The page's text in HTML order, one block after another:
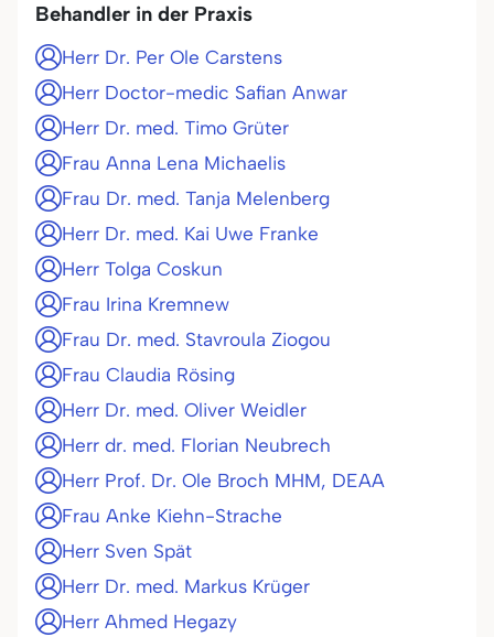
Behandler in der Praxis
Herr Dr. Per Ole Carstens
Herr Doctor-medic Safian Anwar
Herr Dr. med. Timo Grüter
Frau Anna Lena Michaelis
Frau Dr. med. Tanja Melenberg
Herr Dr. med. Kai Uwe Franke
Herr Tolga Coskun
Frau Irina Kremnew
Frau Dr. med. Stavroula Ziogou
Frau Claudia Rösing
Herr Dr. med. Oliver Weidler
Herr dr. med. Florian Neubrech
Herr Prof. Dr. Ole Broch MHM, DEAA
Frau Anke Kiehn-Strache
Herr Sven Spät
Herr Dr. med. Markus Krüger
Herr Ahmed Hegazy